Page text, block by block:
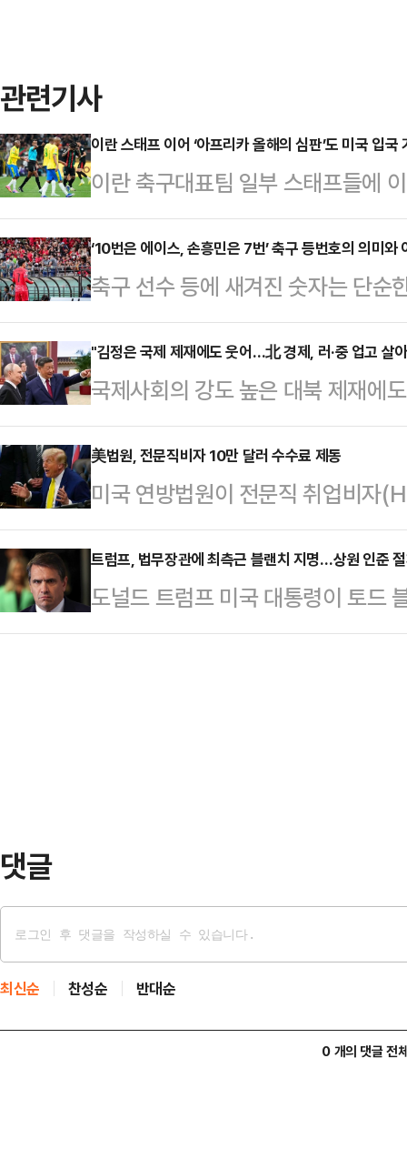
관련기사
이란 스태프 이어 ‘아프리카 올해의 심판’도 미국 입국
이란 축구대표팀 일부 스태프들에
해 또 한 번 논란이 일고 있다.9일(
들에 따르면 2026 북중미 월드컵
리아 출신 1호 월드컵 심판’ 오마르
은 유효한 여행 비자를 소지하고 있
미국 입국을 거부당한 것으로 전해
청(CBP)은 이번 월드컵에서 심판
이스탄불발 비…
‘10번은 에이스, 손흥민은 7번’ 축구 등번호의 의미와
축구 선수 등에 새겨진 숫자는 단순
포지션을 나타내기도 하지만 때로
스포츠 역사에서 등번호를 가장 먼
양키스(1929년)다. 이후 타 종목으
구에서는 1950년 브라질 월드컵을
호 배정 기준은 전술에 의거했다.
의 주 포메이션이었던 ‘WW 포메
방에서 전방으…
"김정은 국제 제재에도 웃어…北 경제, 러·중 업고 살
국제사회의 강도 높은 대북 제재에
있다는 분석이 나왔다. 러시아와의
맞물리면서 김정은 정권의 경제적
가다.미국 월스트리트저널(WSJ)
러시아와의 밀착 관계를 발판으로
했다. 북한은 러시아에 포탄과 미사
하는 대가로 상당한 규모의 외화 수
시 경제적 보상뿐 아…
美법원, 전문직비자 10만 달러 수수료 제동
미국 연방법원이 전문직 취업비자
5000만원)까지 부과하도록 한 도
다.AP통신에 따르면 법원은 8일(
용을 크게 웃도는 수준으로, 사실상
에 해당한다고 판단했다.이번 소송
트럼프, 법무장관에 최측근 블랜치 지명…상원 인준
도널드 트럼프 미국 대통령이 토드
보자로 지명했다.AP통신에 따르면
댓글
최신순 찬성순 반대순
0 개의 댓글 전